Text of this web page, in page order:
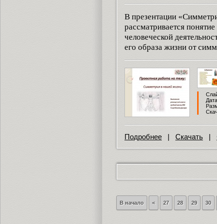
В презентации
рассматривается
человеческой
его образа жизни от
Подробнее | Скачать |
В начало < 27 28 29 30